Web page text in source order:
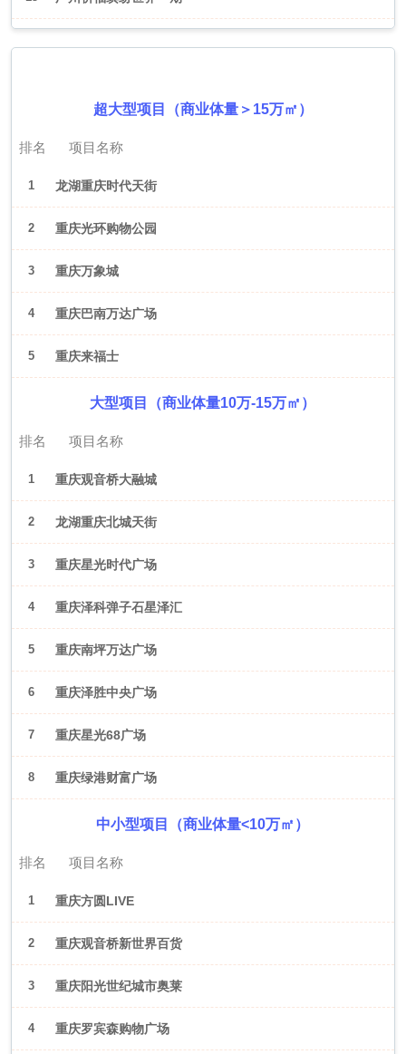
超大型项目（商业体量＞15万㎡）
排名 项目名称
1 龙湖重庆时代天街
2 重庆光环购物公园
3 重庆万象城
4 重庆巴南万达广场
5 重庆来福士
大型项目（商业体量10万-15万㎡）
排名 项目名称
1 重庆观音桥大融城
2 龙湖重庆北城天街
3 重庆星光时代广场
4 重庆泽科弹子石星泽汇
5 重庆南坪万达广场
6 重庆泽胜中央广场
7 重庆星光68广场
8 重庆绿港财富广场
中小型项目（商业体量<10万㎡）
排名 项目名称
1 重庆方圆LIVE
2 重庆观音桥新世界百货
3 重庆阳光世纪城市奥莱
4 重庆罗宾森购物广场